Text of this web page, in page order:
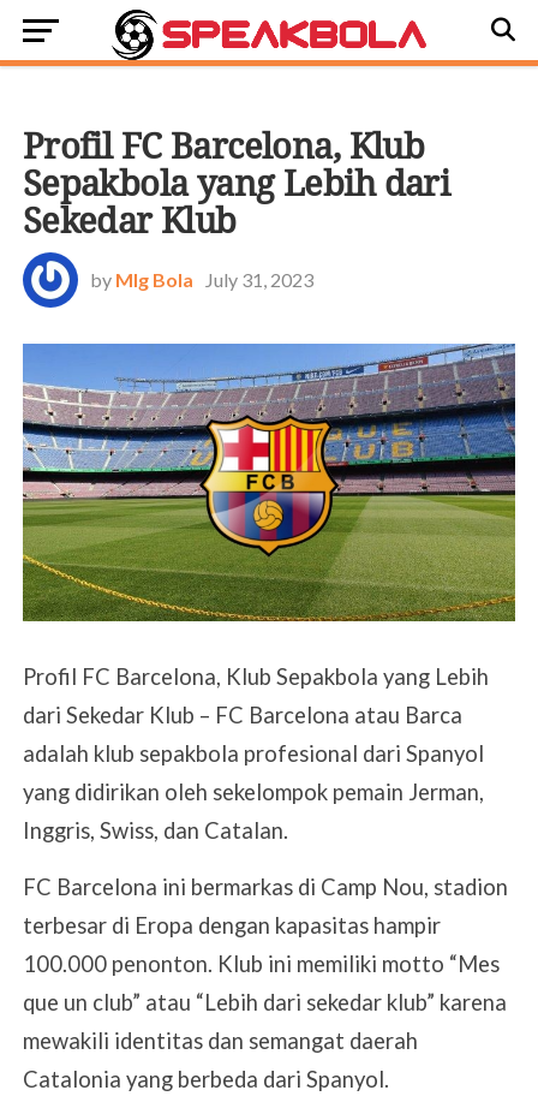
Profil FC Barcelona, Klub
Sepakbola yang Lebih dari
Sekedar Klub
by Mlg Bola July 31, 2023
Profil FC Barcelona, Klub Sepakbola yang Lebih
dari Sekedar Klub – FC Barcelona atau Barca
adalah klub sepakbola profesional dari Spanyol
yang didirikan oleh sekelompok pemain Jerman,
Inggris, Swiss, dan Catalan.
FC Barcelona ini bermarkas di Camp Nou, stadion
terbesar di Eropa dengan kapasitas hampir
100.000 penonton. Klub ini memiliki motto “Mes
que un club” atau “Lebih dari sekedar klub” karena
mewakili identitas dan semangat daerah
Catalonia yang berbeda dari Spanyol.